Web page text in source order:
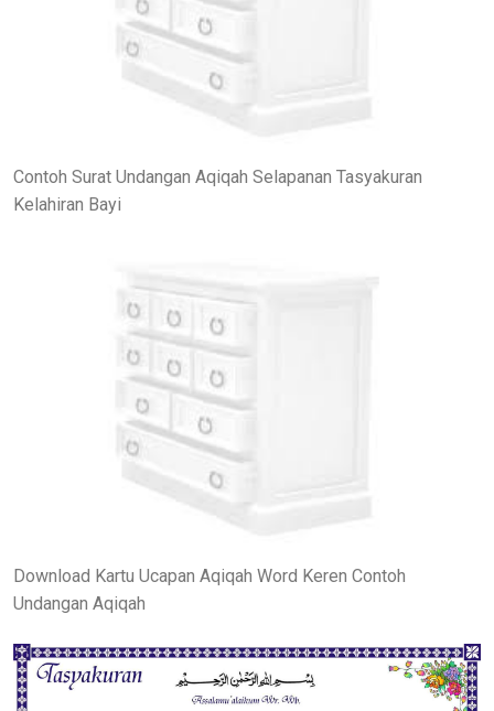
Contoh Surat Undangan Aqiqah Selapanan Tasyakuran
Kelahiran Bayi
Download Kartu Ucapan Aqiqah Word Keren Contoh
Undangan Aqiqah